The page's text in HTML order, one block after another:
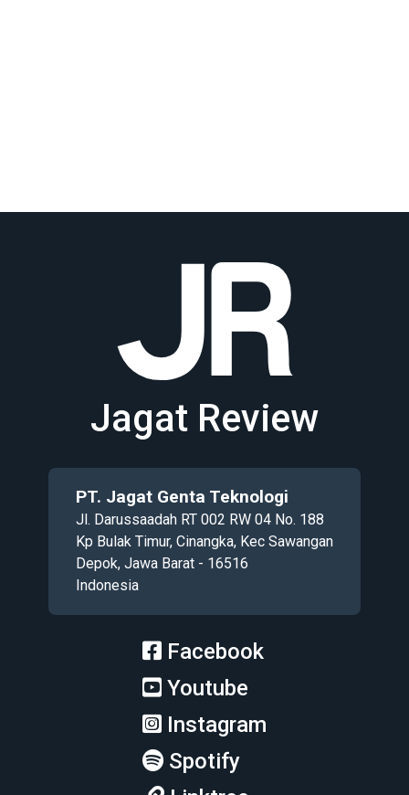
Jagat Review
PT. Jagat Genta Teknologi
Jl. Darussaadah RT 002 RW 04 No. 188
Kp Bulak Timur, Cinangka, Kec Sawangan
Depok, Jawa Barat - 16516
Indonesia
Facebook
Youtube
Instagram
Spotify